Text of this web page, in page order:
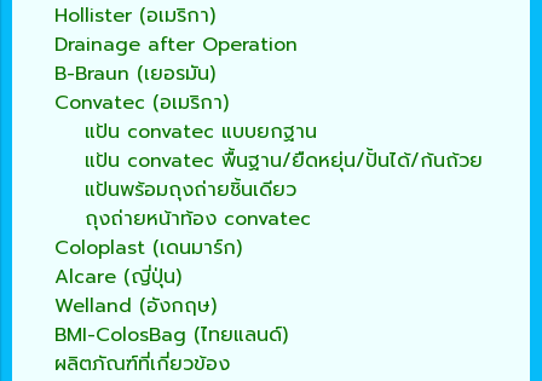
Hollister (อเมริกา)
Drainage after Operation
B-Braun (เยอรมัน)
Convatec (อเมริกา)
แป้น convatec แบบยกฐาน
แป้น convatec พื้นฐาน/ยืดหยุ่น/ปั้นได้/ก้นถ้วย
แป้นพร้อมถุงถ่ายชิ้นเดียว
ถุงถ่ายหน้าท้อง convatec
Coloplast (เดนมาร์ก)
Alcare (ญี่ปุ่น)
Welland (อังกฤษ)
BMI-ColosBag (ไทยแลนด์)
ผลิตภัณฑ์ที่เกี่ยวข้อง